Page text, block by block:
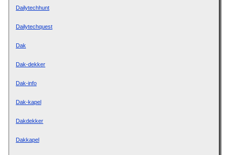
Dailytechhunt
Dailytechquest
Dak
Dak-dekker
Dak-info
Dak-kapel
Dakdekker
Dakkapel